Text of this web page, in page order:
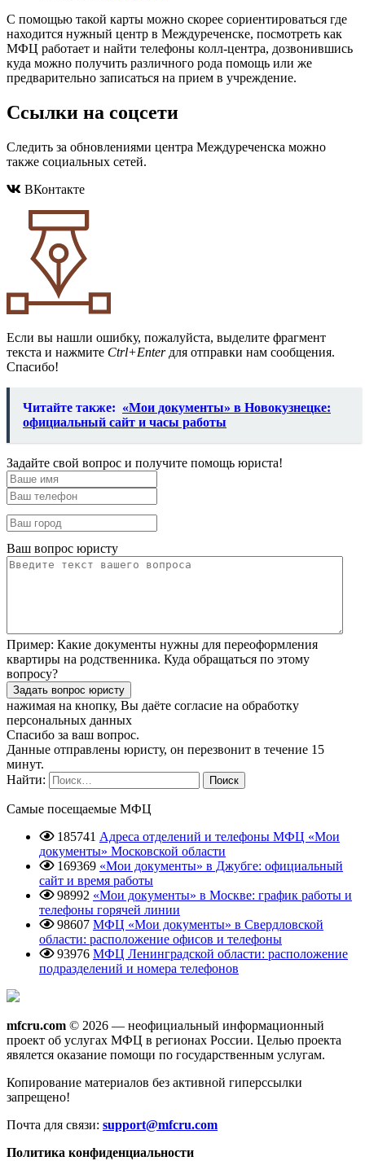
С помощью такой карты можно скорее сориентироваться где
находится нужный центр в Междуреченске, посмотреть как
МФЦ работает и найти телефоны колл-центра, дозвонившись
куда можно получить различного рода помощь или же
предварительно записаться на прием в учреждение.
Ссылки на соцсети
Следить за обновлениями центра Междуреченска можно
также социальных сетей.
ВКонтакте
Если вы нашли ошибку, пожалуйста, выделите фрагмент
текста и нажмите Ctrl+Enterдля отправки нам сообщения.
Спасибо!
Читайте также: «Мои документы» в Новокузнецке:
официальный сайт и часы работы
Задайте свой вопрос и получите помощь юриста!
Ваш вопрос юристу
Пример: Какие документы нужны для переоформления
квартиры на родственника. Куда обращаться по этому
вопросу?
нажимая на кнопку, Вы даёте согласие на обработку
персональных данных
Спасибо за ваш вопрос.
Данные отправлены юристу, он перезвонит в течение 15
минут.
Найти:
Самые посещаемые МФЦ
185741 Адреса отделений и телефоны МФЦ «Мои
документы» Московской области
169369 «Мои документы» в Джубге: официальный
сайт и время работы
98992 «Мои документы» в Москве: график работы и
телефоны горячей линии
98607 МФЦ «Мои документы» в Свердловской
области: расположение офисов и телефоны
93976 МФЦ Ленинградской области: расположение
подразделений и номера телефонов
mfcru.com © 2026 — неофициальный информационный
проект об услугах МФЦ в регионах России. Целью проекта
явялется оказание помощи по государственным услугам.
Копирование материалов без активной гиперссылки
запрещено!
Почта для связи: support@mfcru.com
Политика конфиденциальности